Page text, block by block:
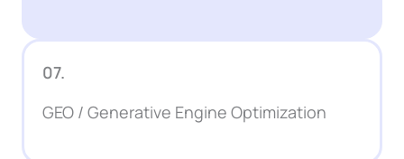
07.
GEO / Generative Engine Optimization